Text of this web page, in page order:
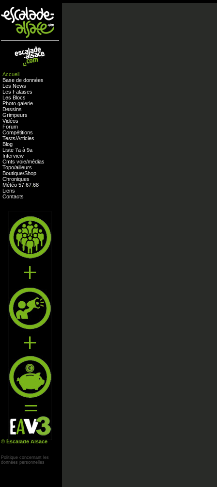
Accueil
Base de données
Les News
Les Falaises
Les Blocs
Photo galerie
Dessins
Grimpeurs
Vidéos
Forum
Compétitions
Tests/Articles
Blog
Liste 7a à 9a
Interview
Cmts voie/médias
Topo/ailleurs
Boutique/Shop
Chroniques
Météo 57 67 68
Liens
Contacts
© Escalade Alsace
Politique concernant les
données personnelles